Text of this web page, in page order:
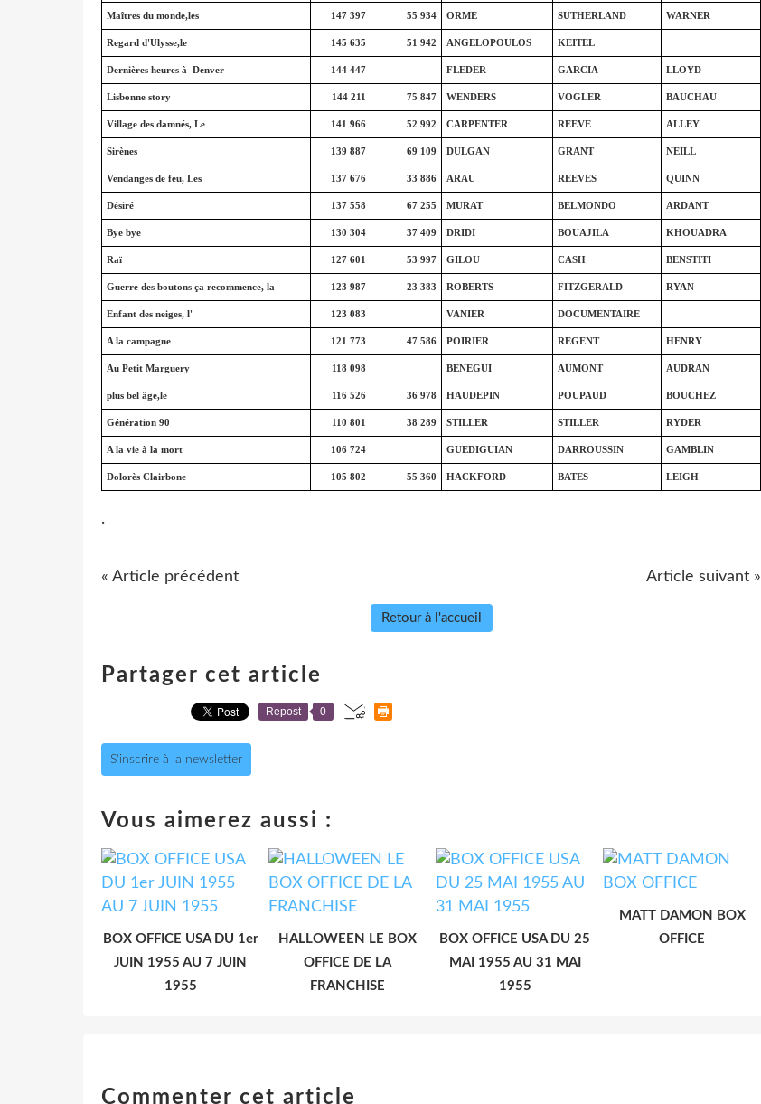
Maîtres du monde,les 147 397 55 934 ORME SUTHERLAND WARNER
Regard d'Ulysse,le 145 635 51 942 ANGELOPOULOS KEITEL
Dernières heures à Denver 144 447 FLEDER GARCIA LLOYD
Lisbonne story 144 211 75 847 WENDERS VOGLER BAUCHAU
Village des damnés, Le 141 966 52 992 CARPENTER REEVE ALLEY
Sirènes 139 887 69 109 DULGAN GRANT NEILL
Vendanges de feu, Les 137 676 33 886 ARAU REEVES QUINN
Désiré 137 558 67 255 MURAT BELMONDO ARDANT
Bye bye 130 304 37 409 DRIDI BOUAJILA KHOUADRA
Raï 127 601 53 997 GILOU CASH BENSTITI
Guerre des boutons ça recommence, la 123 987 23 383 ROBERTS FITZGERALD RYAN
Enfant des neiges, l' 123 083 VANIER DOCUMENTAIRE
A la campagne 121 773 47 586 POIRIER REGENT HENRY
Au Petit Marguery 118 098 BENEGUI AUMONT AUDRAN
plus bel âge,le 116 526 36 978 HAUDEPIN POUPAUD BOUCHEZ
Génération 90 110 801 38 289 STILLER STILLER RYDER
A la vie à la mort 106 724 GUEDIGUIAN DARROUSSIN GAMBLIN
Dolorès Clairbone 105 802 55 360 HACKFORD BATES LEIGH
.
« Article précédent Article suivant »
Retour à l'accueil
Partager cet article
Repost 0
S'inscrire à la newsletter
Vous aimerez aussi :
BOX OFFICE USA DU 1er
JUIN 1955 AU 7 JUIN
1955
HALLOWEEN LE BOX
OFFICE DE LA
FRANCHISE
BOX OFFICE USA DU 25
MAI 1955 AU 31 MAI
1955
MATT DAMON BOX
OFFICE
Commenter cet article